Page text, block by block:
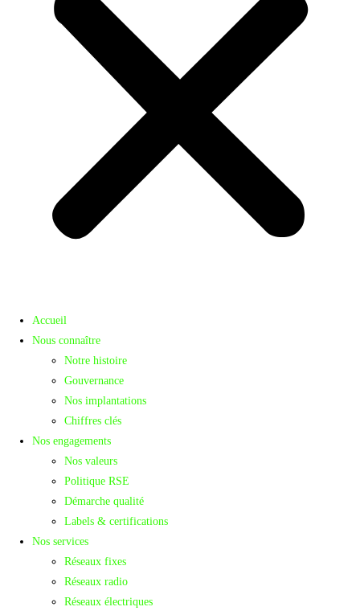
Accueil
Nous connaître
Notre histoire
Gouvernance
Nos implantations
Chiffres clés
Nos engagements
Nos valeurs
Politique RSE
Démarche qualité
Labels & certifications
Nos services
Réseaux fixes
Réseaux radio
Réseaux électriques